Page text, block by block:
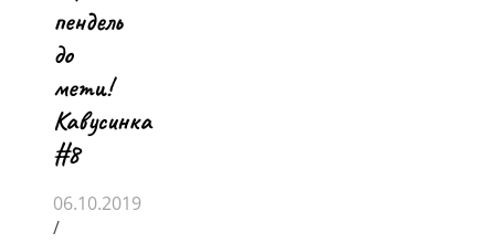
пендель
до
мети!
Кавусинка
#8
06.10.2019
/